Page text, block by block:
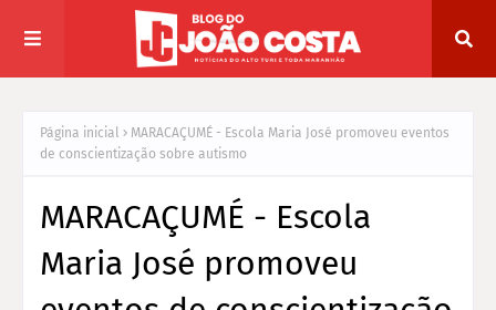
Página inicial
MARACAÇUMÉ - Escola Maria José promoveu eventos
de conscientização sobre autismo
MARACAÇUMÉ - Escola
Maria José promoveu